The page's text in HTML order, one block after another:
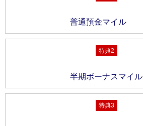
普通預金マイル
特典2
半期ボーナスマイル
特典3